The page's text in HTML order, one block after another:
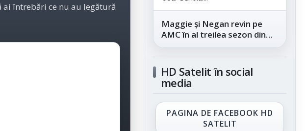
întrebări ce nu au legătură
Maggie și Negan revin pe
AMC în al treilea sezon din
„The Walking Dead: Dead
HD Satelit în social
media
PAGINA DE FACEBOOK HD
SATELIT